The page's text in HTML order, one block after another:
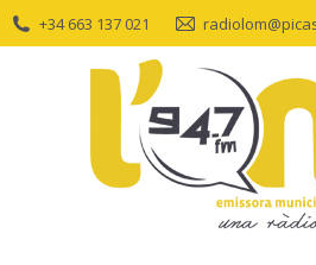
+34 663 137 021